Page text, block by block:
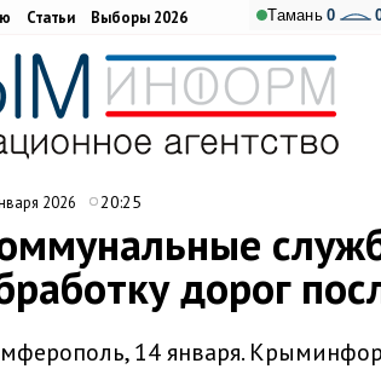
Алушта: +27.2°C Ангарский перевал:
Тамань 0
Статьи Выборы 2026
2026 20:25
дорог
14 января.